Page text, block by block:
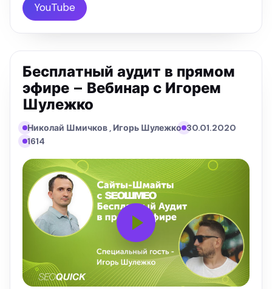
мой друг …
YouTube
Бесплатный аудит в прямом
эфире – Вебинар с Игорем
Шулежко
Николай Шмичков , Игорь Шулежко 30.01.2020
1614